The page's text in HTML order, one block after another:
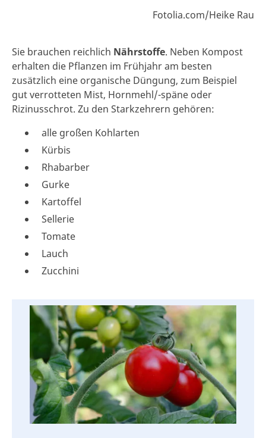
Fotolia.com/Heike Rau
Sie brauchen reichlich Nährstoffe. Neben Kompost
erhalten die Pflanzen im Frühjahr am besten
zusätzlich eine organische Düngung, zum Beispiel
gut verrotteten Mist, Hornmehl/-späne oder
Rizinusschrot. Zu den Starkzehrern gehören:
alle großen Kohlarten
Kürbis
Rhabarber
Gurke
Kartoffel
Sellerie
Tomate
Lauch
Zucchini